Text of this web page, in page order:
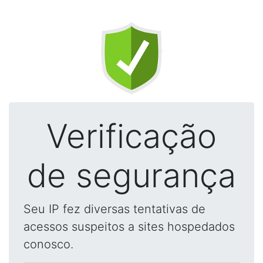
Verificação
de segurança
Seu IP fez diversas tentativas de
acessos suspeitos a sites hospedados
conosco.